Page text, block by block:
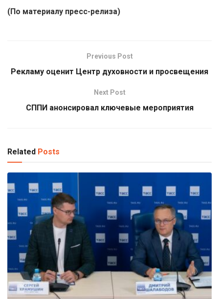
(По материалу пресс-релиза)
Previous Post
Рекламу оценит Центр духовности и просвещения
Next Post
СППИ анонсировал ключевые мероприятия
Related Posts